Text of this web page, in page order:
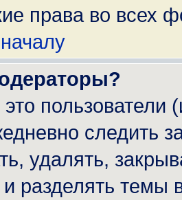
права во всех
пользователи
следить
удалять,
разделять темы